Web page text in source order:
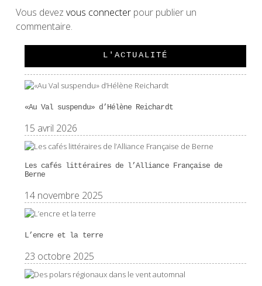
Vous devez vous connecterpour publier un
commentaire.
L'ACTUALITÉ
«Au Val suspendu» d’Hélène Reichardt
15 avril 2026
Les cafés littéraires de l’Alliance Française de
Berne
14 novembre 2025
L’encre et la terre
23 octobre 2025